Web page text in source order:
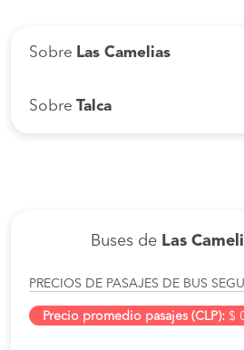
Sobre Las Camelias
Sobre Talca
Buses de Las
PRECIOS DE PASAJES DE BUS
Precio promedio pasajes (CLP): $